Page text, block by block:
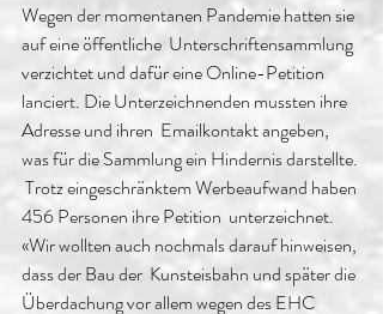
Wegen der momentanen Pandemie hatten sie
auf eine öffentliche  Unterschriftensammlung
verzichtet und dafür eine Online-Petition
lanciert. Die Unterzeichnenden mussten ihre
Adresse und ihren  Emailkontakt angeben,
was für die Sammlung ein Hindernis darstellte.
Trotz eingeschränktem Werbeaufwand haben
456 Personen ihre Petition  unterzeichnet.
«Wir wollten auch nochmals darauf hinweisen,
dass der Bau der  Kunsteisbahn und später die
Überdachung vor allem wegen des EHC